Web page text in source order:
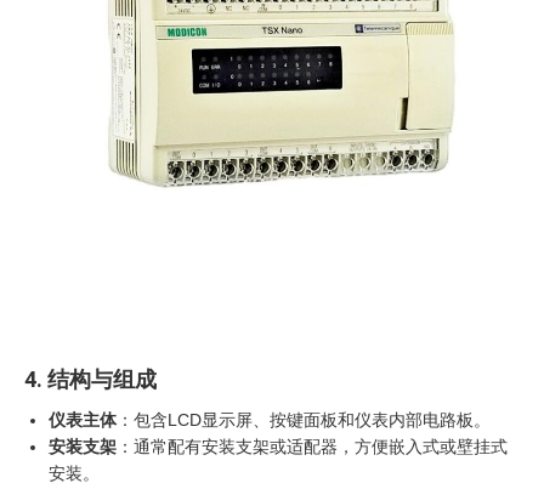
4. 结构与组成
仪表主体：包含LCD显示屏、按键面板和仪表内部电路板。
安装支架 ：通常配有安装支架或适配器，方便嵌入式或壁挂式
安装。